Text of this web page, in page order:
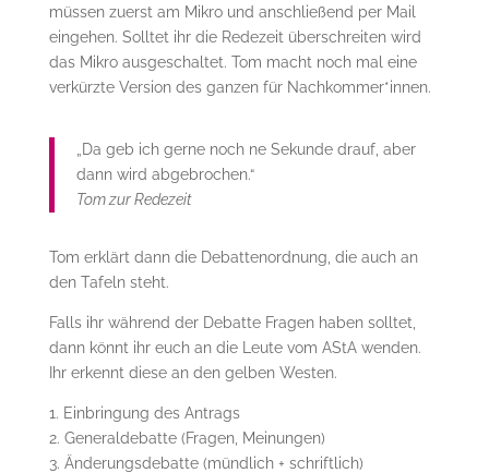
müssen zuerst am Mikro und anschließend per Mail
eingehen. Solltet ihr die Redezeit überschreiten wird
das Mikro ausgeschaltet. Tom macht noch mal eine
verkürzte Version des ganzen für Nachkommer*innen.
„Da geb ich gerne noch ne Sekunde drauf, aber
dann wird abgebrochen.“
Tom zur Redezeit
Tom erklärt dann die Debattenordnung, die auch an
den Tafeln steht.
Falls ihr während der Debatte Fragen haben solltet,
dann könnt ihr euch an die Leute vom AStA wenden.
Ihr erkennt diese an den gelben Westen.
1. Einbringung des Antrags
2. Generaldebatte (Fragen, Meinungen)
3. Änderungsdebatte (mündlich + schriftlich)